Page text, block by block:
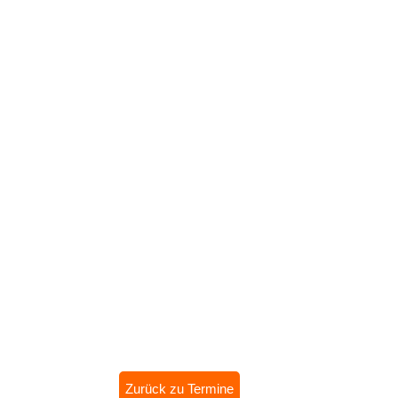
Zurück zu Termine